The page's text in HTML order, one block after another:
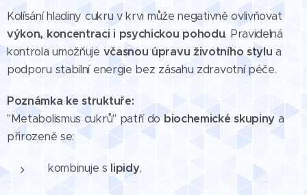
Kolísání hladiny cukru v krvi může negativně ovlivňovat
výkon, koncentraci i psychickou pohodu. Pravidelná
kontrola umožňuje včasnou úpravu životního stylu a
podporu stabilní energie bez zásahu zdravotní péče.
Poznámka ke struktuře:
"Metabolismus cukrů" patří dobiochemické skupinya
přirozeně se:
kombinuje s lipidy,